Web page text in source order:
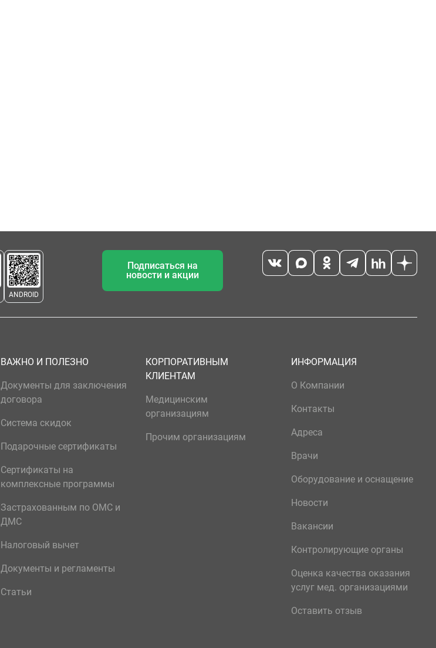
ANDROID
Подписаться на
новости и акции
ВАЖНО И ПОЛЕЗНО
Документы для заключения
договора
Система скидок
Подарочные сертификаты
Сертификаты на
комплексные программы
Застрахованным по ОМС и
ДМС
Налоговый вычет
Документы и регламенты
Статьи
КОРПОРАТИВНЫМ
КЛИЕНТАМ
Медицинским
организациям
Прочим организациям
ИНФОРМАЦИЯ
О Компании
Контакты
Адреса
Врачи
Оборудование и оснащение
Новости
Вакансии
Контролирующие органы
Оценка качества оказания
услуг мед. организациями
Оставить отзыв